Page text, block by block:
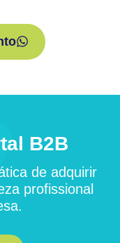
B2B
de adquirir
profissional